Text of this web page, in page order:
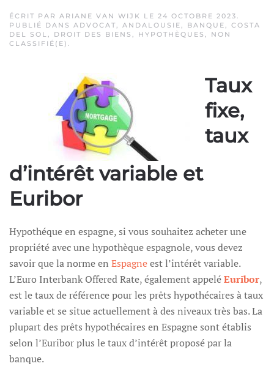
ÉCRIT PAR ARIANE VAN WIJK LE 24 OCTOBRE 2023.
PUBLIÉ DANS ADVOCAT, ANDALOUSIE, BANQUE, COSTA
DEL SOL, DROIT DES BIENS , HYPOTHÈQUES , NON
CLASSIFIÉ(E) .
Taux
fixe,
taux
d’intérêt variable et
Euribor
Hypothéque en espagne, si vous souhaitez acheter une
propriété avec une hypothèque espagnole, vous devez
savoir que la norme en Espagneest l’intérêt variable.
L’Euro Interbank Offered Rate, également appeléEuribor,
est le taux de référence pour les prêts hypothécaires à taux
variable et se situe actuellement à des niveaux très bas. La
plupart des prêts hypothécaires en Espagne sont établis
selon l’Euribor plus le taux d’intérêt proposé par la
banque.